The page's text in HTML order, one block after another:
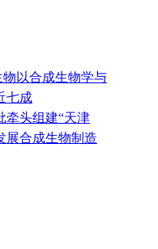
物以合成生物学与
七成
牵头组建“天津
展合成生物制造